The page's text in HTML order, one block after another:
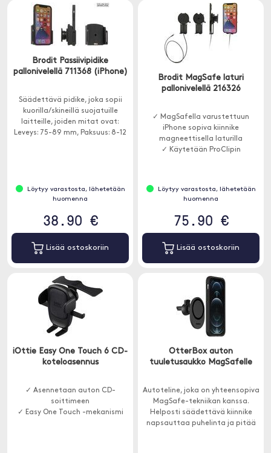
Brodit Passiivipidike
pallonivelellä 711368 (iPhone)
Säädettävä pidike, joka sopii
kuorilla/skineillä suojatuille
laitteille, joiden mitat ovat:
Leveys: 75-89 mm, Paksuus: 8-12
Löytyy varastosta, lähetetään
huomenna
38.90 €
Lisää ostoskoriin
Brodit MagSafe laturi
pallonivelellä 216326
✓ MagSafella varustettuun
iPhone sopiva kiinnike
magneettisella laturilla
✓ Käytetään ProClipin
Löytyy varastosta, lähetetään
huomenna
75.90 €
Lisää ostoskoriin
iOttie Easy One Touch 6 CD-
koteloasennus
✓ Asennetaan auton CD-
soittimeen
✓ Easy One Touch -mekanismi
OtterBox auton
tuuletusaukko MagSafelle
Autoteline, joka on yhteensopiva
MagSafe-tekniikan kanssa.
Helposti säädettävä kiinnike
napsauttaa puhelinta ja pitää